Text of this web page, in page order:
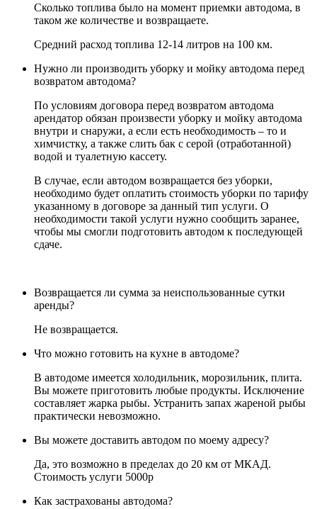
Сколько топлива было на момент приемки автодома, в
таком же количестве и возвращаете.
Средний расход топлива 12-14 литров на 100 км.
Нужно ли производить уборку и мойку автодома перед
возвратом автодома?
По условиям договора перед возвратом автодома
арендатор обязан произвести уборку и мойку автодома
внутри и снаружи, а если есть необходимость – то и
химчистку, а также слить бак с серой (отработанной)
водой и туалетную кассету.
В случае, если автодом возвращается без уборки,
необходимо будет оплатить стоимость уборки по тарифу
указанному в договоре за данный тип услуги. О
необходимости такой услуги нужно сообщить заранее,
чтобы мы смогли подготовить автодом к последующей
сдаче.
Возвращается ли сумма за неиспользованные сутки
аренды?
Не возвращается.
Что можно готовить на кухне в автодоме?
В автодоме имеется холодильник, морозильник, плита.
Вы можете приготовить любые продукты. Исключение
составляет жарка рыбы. Устранить запах жареной рыбы
практически невозможно.
Вы можете доставить автодом по моему адресу?
Да, это возможно в пределах до 20 км от МКАД.
Стоимость услуги 5000р
Как застрахованы автодома?